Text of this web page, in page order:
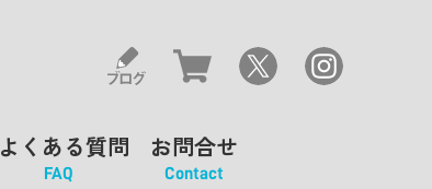
よくある質問
FAQ
お問合せ
Contact